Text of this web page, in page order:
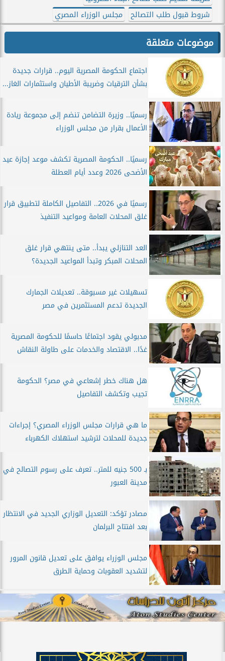
شروط قبول طلب التصالح
مجلس الوزراء المصري
موضوعات متعلقة
اجتماع الحكومة المصرية اليوم.. قرارات جديدة
بشأن الترقيات وضريبة الأطيان واستثمارات الغاز...
رسميًا.. وزيرة التضامن تنضم إلى مجموعة ريادة
الأعمال بقرار من مجلس الوزراء
رسميًا.. الحكومة المصرية تكشف موعد إجازة عيد
الأضحى 2026 وعدد أيام العطلة
رسميًا في 2026.. التفاصيل الكاملة لتطبيق قرار
غلق المحلات العامة ومواعيد التنفيذ
العد التنازلي يبدأ.. متى ينتهي قرار غلق
المحلات المبكر وتبدأ المواعيد الجديدة؟
تسهيلات غير مسبوقة.. تعديلات الجمارك
الجديدة تدعم المستثمرين في مصر
مدبولي يقود اجتماعًا حاسمًا للحكومة المصرية
غدًا.. الاقتصاد والخدمات على طاولة النقاش
هل هناك خطر إشعاعي في مصر؟ الحكومة
تجيب وتكشف التفاصيل
ما هي قرارات مجلس الوزراء المصري؟ إجراءات
جديدة للمحلات لترشيد استهلاك الكهرباء
بـ 500 جنيه للمتر.. تعرف على رسوم التصالح في
مدينة العبور
مصادر تؤكد: التعديل الوزاري الجديد في الانتظار
بعد افتتاح البرلمان
مجلس الوزراء يوافق على تعديل قانون المرور
لتشديد العقوبات وحماية الطرق